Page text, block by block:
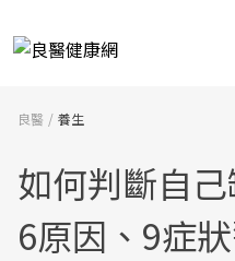
良醫 養生
如何判斷自
6原因、9症